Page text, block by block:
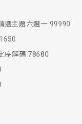
選主題六選一 99990
序解碼 78680